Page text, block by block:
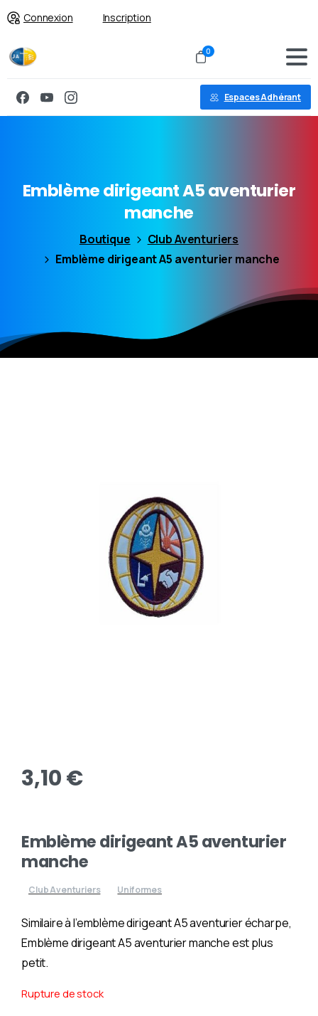
Connexion Inscription
0
Espaces Adhérant
EmblèmedirigeantA5aventurier
manche
Boutique
Club Aventuriers
Emblème dirigeant A5 aventurier manche
3,10€
Emblème dirigeant A5 aventurier
manche
Club Aventuriers Uniformes
Similaire à l’emblème dirigeant A5 aventurier écharpe,
Emblème dirigeant A5 aventurier manche est plus
petit.
Rupture de stock